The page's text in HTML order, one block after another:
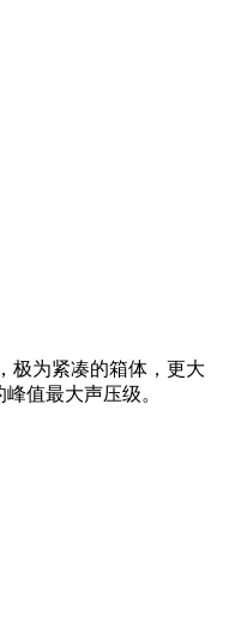
极为紧凑的箱体，更大
值最大声压级。